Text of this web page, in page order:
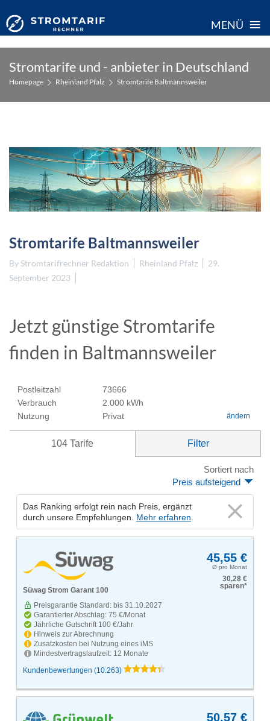
MENÜ ≡
content
Stromtarife und - anbieter in Deutschland
Homepage Rheinland Pfalz Stromtarife Baltmannsweiler
Stromtarife Baltmannsweiler
By Stromtarifrechner Redaktion Rheinland Pfalz
29.
September 2023
Jetzt günstige Stromtarife
finden in Baltmannsweiler